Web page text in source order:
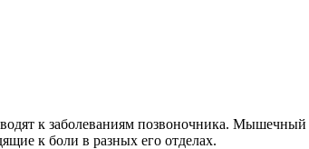
к заболеваниям позвоночника.
к боли в разных его отделах.